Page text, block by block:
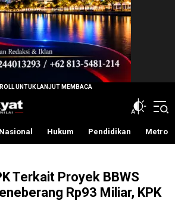
Nasional Hukum Pendidikan Metro
Terkait Proyek BBWS
Rp93 Miliar, KPK